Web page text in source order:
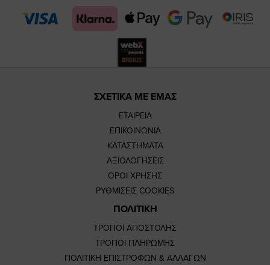
pagepage
ΣΧΕΤΙΚΑ ΜΕ ΕΜΑΣ
ΕΤΑΙΡΕΙΑ
ΕΠΙΚΟΙΝΩΝΙΑ
ΚΑΤΑΣΤΗΜΑΤΑ
ΑΞΙΟΛΟΓΗΣΕΙΣ
ΟΡΟΙ ΧΡΗΣΗΣ
ΡΥΘΜΙΣΕΙΣ COOKIES
ΠΟΛΙΤΙΚΗ
ΤΡΟΠΟΙ ΑΠΟΣΤΟΛΗΣ
ΤΡΟΠΟΙ ΠΛΗΡΩΜΗΣ
ΠΟΛΙΤΙΚΗ ΕΠΙΣΤΡΟΦΩΝ & ΑΛΛΑΓΩΝ